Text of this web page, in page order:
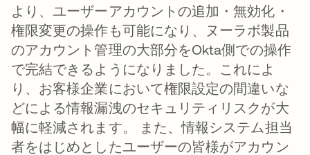
より、ユーザーアカウントの追加・無効化・
権限変更の操作も可能になり、ヌーラボ製品
のアカウント管理の大部分をOkta側での操作
で完結できるようになりました。これによ
り、お客様企業において権限設定の間違いな
どによる情報漏洩のセキュリティリスクが大
幅に軽減されます。 また、情報システム担当
者をはじめとしたユーザーの皆様がアカウン